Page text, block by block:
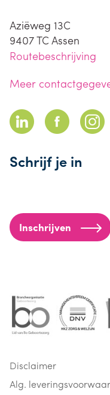
Aziëweg 13C
9407 TC Assen
Routebeschrijving
Meer
Schrijf je in
Inschrijven
Disclaimer
Alg.